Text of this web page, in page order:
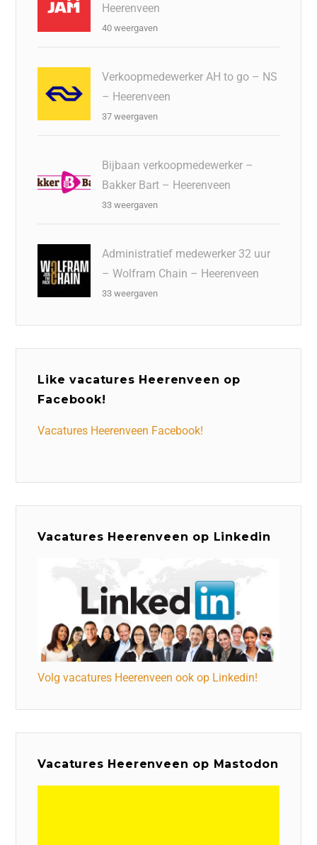
Heerenveen
40 weergaven
Verkoopmedewerker AH to go – NS
– Heerenveen
37 weergaven
Bijbaan verkoopmedewerker –
Bakker Bart – Heerenveen
33 weergaven
Administratief medewerker 32 uur
– Wolfram Chain – Heerenveen
33 weergaven
Like vacatures Heerenveen op
Facebook!
Vacatures Heerenveen Facebook!
Vacatures Heerenveen op Linkedin
Volg vacatures Heerenveen ook op Linkedin!
Vacatures Heerenveen op Mastodon